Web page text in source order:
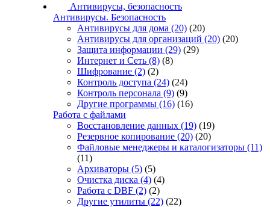
Антивирусы, безопасность
Антивирусы. Безопасность
Антивирусы для дома (20) (20)
Антивирусы для организаций (20) (20)
Защита информации (29) (29)
Интернет и Сеть (8) (8)
Шифрование (2) (2)
Контроль доступа (24) (24)
Контроль персонала (9) (9)
Другие программы (16) (16)
Работа с файлами
Восстановление данных (19) (19)
Резервное копирование (20) (20)
Файловые менеджеры и каталогизаторы (11)
(11)
Архиваторы (5) (5)
Очистка диска (4) (4)
Работа с DBF (2) (2)
Другие утилиты (22) (22)